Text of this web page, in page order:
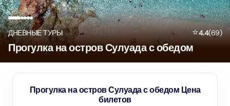
ДНЕВНЫЕ ТУРЫ ⭐4.4(69)
Прогулка на остров Сулуада с обедом
Прогулка на остров Сулуада с обедом Цена
билетов